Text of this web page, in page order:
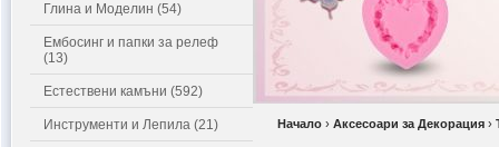
Глина и Моделин (54)
Ембосинг и папки за релеф
(13)
Естествени камъни (592)
Инструменти и Лепила (21) Начало › Аксесоари за Декорация ›